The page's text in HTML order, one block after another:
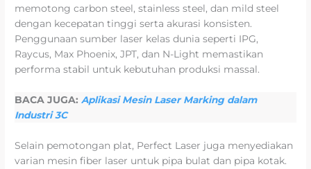
memotong carbon steel, stainless steel, dan mild steel
dengan kecepatan tinggi serta akurasi konsisten.
Penggunaan sumber laser kelas dunia seperti IPG,
Raycus, Max Phoenix, JPT, dan N-Light memastikan
performa stabil untuk kebutuhan produksi massal.
BACA JUGA:Aplikasi Mesin Laser Marking dalam
Industri 3C
Selain pemotongan plat, Perfect Laser juga menyediakan
varian mesin fiber laser untuk pipa bulat dan pipa kotak.